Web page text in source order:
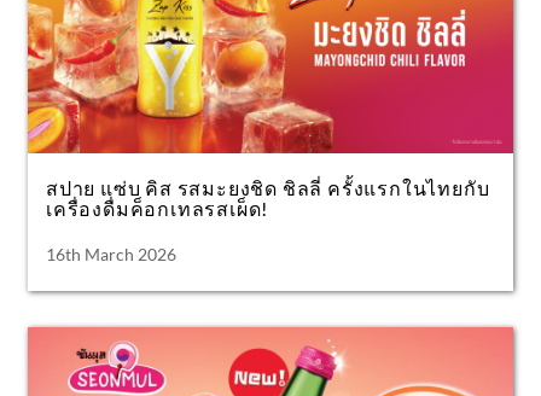
สปาย แซ่บ คิส รสมะยงชิด ชิลลี่ ครั้งแรกในไทยกับ
เครื่องดื่มค็อกเทลรสเผ็ด!
16th March 2026